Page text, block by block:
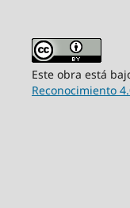
Este obra está
Reconocimiento